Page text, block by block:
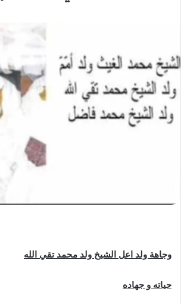
وجاهة ولد اعل الشيخ ولد محمد تقي الله
حياته و جهاده